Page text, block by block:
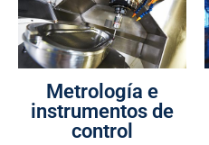
Metrología e
instrumentos de
control